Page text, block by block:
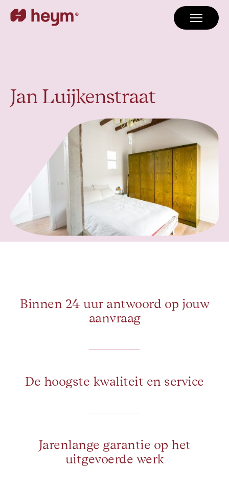
Jan Luijkenstraat
Binnen 24 uur antwoord op jouw
aanvraag
De hoogste kwaliteit en service
Jarenlange garantie op het
uitgevoerde werk